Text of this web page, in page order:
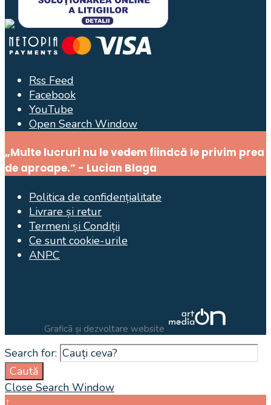
Rss Feed
Facebook
YouTube
Open Search Window
„Multe lucruri nu le vedem fiindcă le privim prea
de aproape.” - Lucian Blaga
Politica de confidențialitate
Livrare și retur
Termeni și Condiții
Ce sunt cookie-urile
ANPC
Graficã și dezvoltare website
Search for:
Caută
Close Search Window
↑